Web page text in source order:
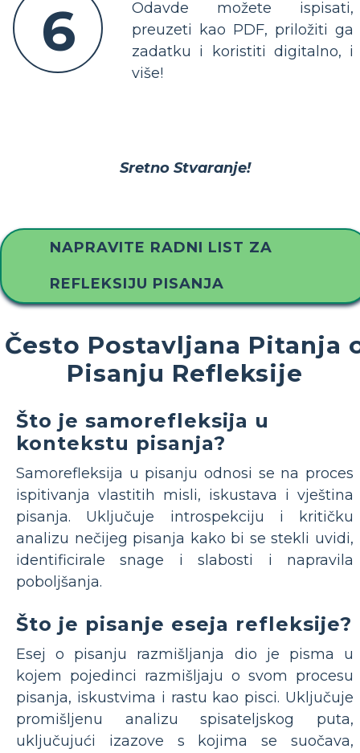
6
Odavde možete ispisati,
preuzeti kao PDF, priložiti ga
zadatku i koristiti digitalno, i
više!
Sretno Stvaranje!
NAPRAVITE RADNI LIST ZA
REFLEKSIJU PISANJA
Često Postavljana Pitanja
Pisanju Refleksije
Što je samorefleksija u
kontekstu pisanja?
Samorefleksija u pisanju odnosi se na proces
ispitivanja vlastitih misli, iskustava i vještina
pisanja. Uključuje introspekciju i kritičku
analizu nečijeg pisanja kako bi se stekli uvidi,
identificirale snage i slabosti i napravila
poboljšanja.
Što je pisanje eseja refleksije?
Esej o pisanju razmišljanja dio je pisma u
kojem pojedinci razmišljaju o svom procesu
pisanja, iskustvima i rastu kao pisci. Uključuje
promišljenu analizu spisateljskog puta,
uključujući izazove s kojima se suočava,